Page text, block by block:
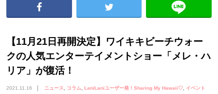
【11月21日再開決定】ワイキキビーチウォー
クの人気エンターテイメントショー「メレ・ハ
リア」が復活！
2021.11.16 ニュース コラム LaniLaniユーザー発！Sharing My Hawaii♡ イベント